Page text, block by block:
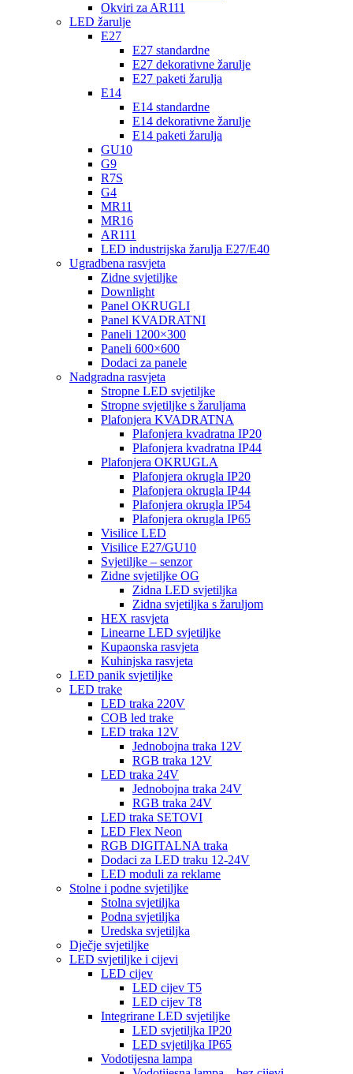
Okviri za AR111
LED žarulje
E27
E27 standardne
E27 dekorativne žarulje
E27 paketi žarulja
E14
E14 standardne
E14 dekorativne žarulje
E14 paketi žarulja
GU10
G9
R7S
G4
MR11
MR16
AR111
LED industrijska žarulja E27/E40
Ugradbena rasvjeta
Zidne svjetiljke
Downlight
Panel OKRUGLI
Panel KVADRATNI
Paneli 1200×300
Paneli 600×600
Dodaci za panele
Nadgradna rasvjeta
Stropne LED svjetiljke
Stropne svjetiljke s žaruljama
Plafonjera KVADRATNA
Plafonjera kvadratna IP20
Plafonjera kvadratna IP44
Plafonjera OKRUGLA
Plafonjera okrugla IP20
Plafonjera okrugla IP44
Plafonjera okrugla IP54
Plafonjera okrugla IP65
Visilice LED
Visilice E27/GU10
Svjetiljke – senzor
Zidne svjetiljke OG
Zidna LED svjetiljka
Zidna svjetiljka s žaruljom
HEX rasvjeta
Linearne LED svjetiljke
Kupaonska rasvjeta
Kuhinjska rasvjeta
LED panik svjetiljke
LED trake
LED traka 220V
COB led trake
LED traka 12V
Jednobojna traka 12V
RGB traka 12V
LED traka 24V
Jednobojna traka 24V
RGB traka 24V
LED traka SETOVI
LED Flex Neon
RGB DIGITALNA traka
Dodaci za LED traku 12-24V
LED moduli za reklame
Stolne i podne svjetiljke
Stolna svjetiljka
Podna svjetiljka
Uredska svjetiljka
Dječje svjetiljke
LED svjetiljke i cijevi
LED cijev
LED cijev T5
LED cijev T8
Integrirane LED svjetiljke
LED svjetiljka IP20
LED svjetiljka IP65
Vodotijesna lampa